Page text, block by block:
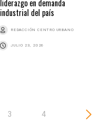
liderazgo en demanda
industrial del país
REDACCIÓN CENTRO URBANO
JULIO 23, 2026
3 4